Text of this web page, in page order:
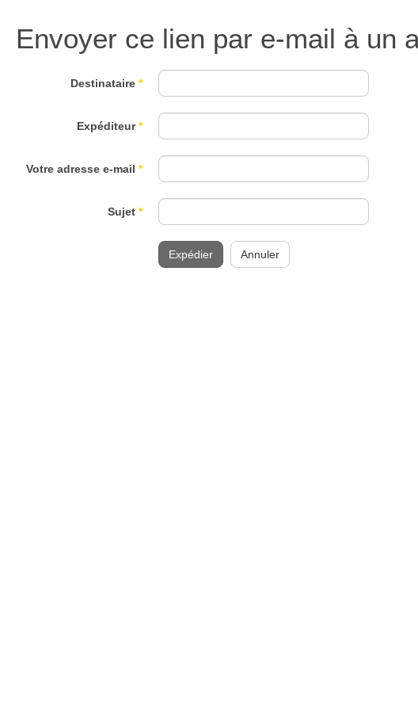
Envoyer ce lien par e-mail à un
Destinataire *
Expéditeur*
Votre adresse e-mail *
Sujet *
Expédier Annuler